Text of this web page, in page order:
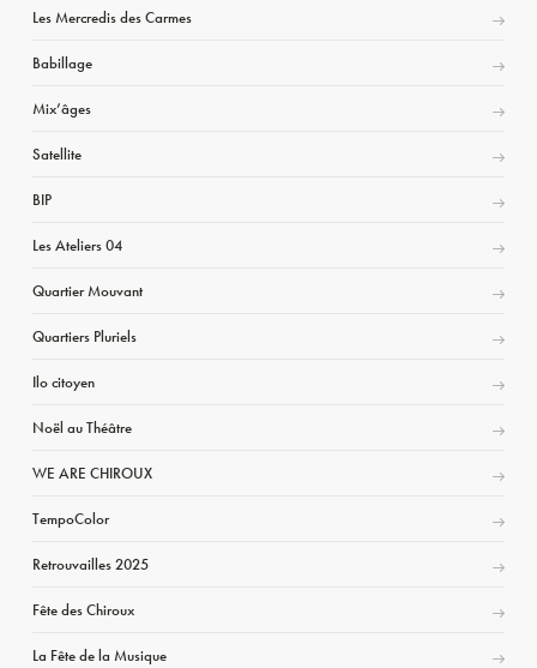
Les Mercredis des Carmes
Babillage
Mix’âges
Satellite
BIP
Les Ateliers 04
Quartier Mouvant
Quartiers Pluriels
Ilo citoyen
Noël au Théâtre
WE ARE CHIROUX
TempoColor
Retrouvailles 2025
Fête des Chiroux
La Fête de la Musique